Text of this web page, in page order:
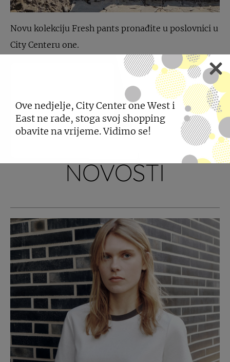
Novu kolekciju Fresh pants pronađite u poslovnici u
City Centeru one.
PODIJELI
POGLEDAJTE JOŠ
NOVOSTI
Ove nedjelje, City Center one West i
East ne rade, stoga svoj shopping
obavite na vrijeme. Vidimo se!